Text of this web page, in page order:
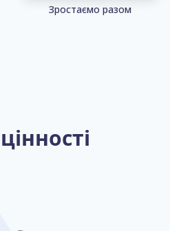
Зростаємо разом